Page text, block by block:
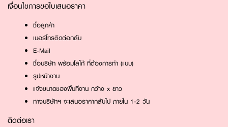
เงื่อนไขการขอใบเสนอราคา
ชื่อลูกค้า
เบอร์โทรติดต่อกลับ
E-Mail
ชื่อบริษัท พร้อมโลโก้ ที่ต้องการทำ (แบบ)
รูปหน้างาน
แจ้งขนาดของพื้นที่งาน กว้าง x ยาว
ทางบริษัทฯ จะเสนอราคากลับไป ภายใน 1-2 วัน
ติดต่อเรา